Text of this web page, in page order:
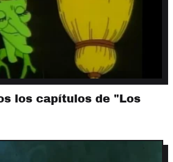
los capítulos de "Los